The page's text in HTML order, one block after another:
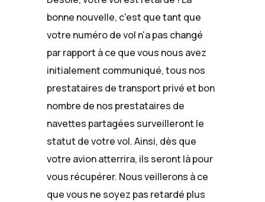
bonne nouvelle, c'est que tant que
votre numéro de vol n'a pas changé
par rapport à ce que vous nous avez
initialement communiqué, tous nos
prestataires de transport privé et bon
nombre de nos prestataires de
navettes partagées surveilleront le
statut de votre vol. Ainsi, dès que
votre avion atterrira, ils seront là pour
vous récupérer. Nous veillerons à ce
que vous ne soyez pas retardé plus